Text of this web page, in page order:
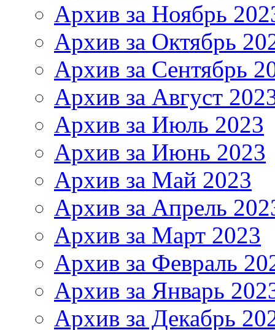
Архив за Ноябрь
Архив за Октябрь
Архив за Сентябрь
Архив за Август
Архив за Июль 2023
Архив за Июнь 2023
Архив за Май 2023
Архив за Апрель
Архив за Март 2023
Архив за Февраль
Архив за Январь
Архив за Декабрь